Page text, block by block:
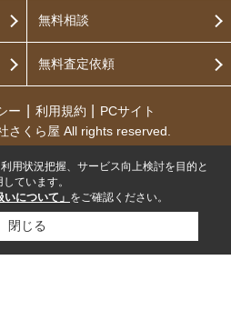
無料相談
無料査定依頼
ー 利用規約
PCサイト
さくら屋 All rights reserved.
用状況把握、サービス向上検討を目的と
ています。
いについて」 をご確認ください。
閉じる